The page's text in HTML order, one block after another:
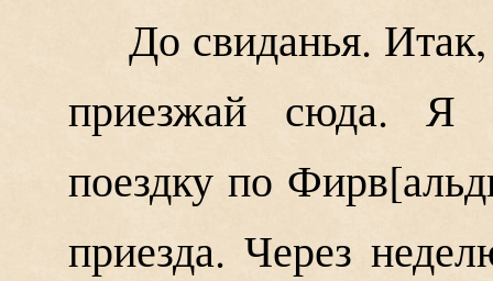
До свиданья.
приезжай сюда. Я
поездку по Фирв
приезда. Через